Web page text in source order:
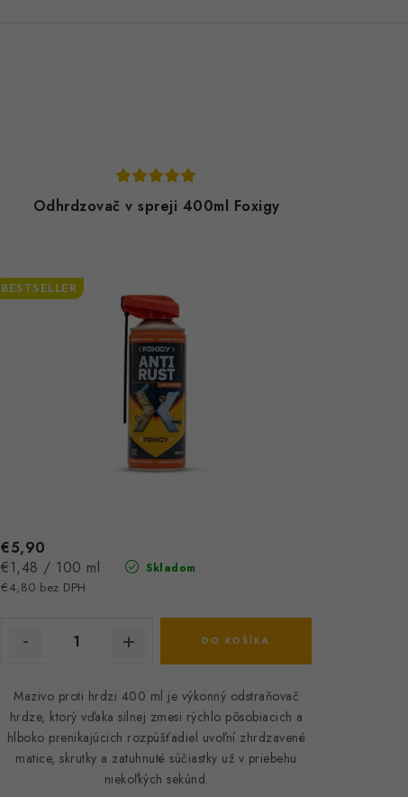
Odhrdzovač v spreji 400ml Foxigy
BESTSELLER
Skladom
€4,80 bez DPH
€5,90
Jednotková
cena:
€1,48 / 100 ml
DO KOŠÍKA
Mazivo proti hrdzi 400 ml je výkonný odstraňovač
hrdze, ktorý vďaka silnej zmesi rýchlo pôsobiacich a
hlboko prenikajúcich rozpúšťadiel uvoľní zhrdzavené
matice, skrutky a zatuhnuté súčiastky už v priebehu
niekoľkých sekúnd.